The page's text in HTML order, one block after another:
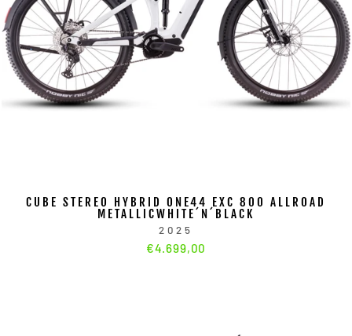
CUBE STEREO HYBRID ONE44 EXC 800 ALLROAD
METALLICWHITE´N´BLACK
2025
€4.699,00